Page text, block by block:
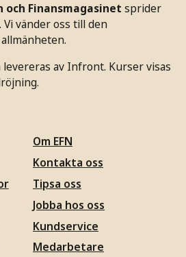
och Finansmagasinet sprider
vänder oss till den
av Infront. Kurser visas
Om EFN
Kontakta oss
Tipsa oss
Jobba hos oss
Kundservice
Medarbetare